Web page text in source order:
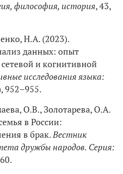
философия, история, 43,
Н.А. (2023).
данных: опыт
и когнитивной
исследования языка:
952–955.
О.В., Золотарева, О.А.
в России:
в брак.Вестник
дружбы народов. Серия: